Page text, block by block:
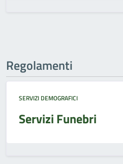
Regolamenti
SERVIZI DEMOGRAFICI
Servizi Funebri